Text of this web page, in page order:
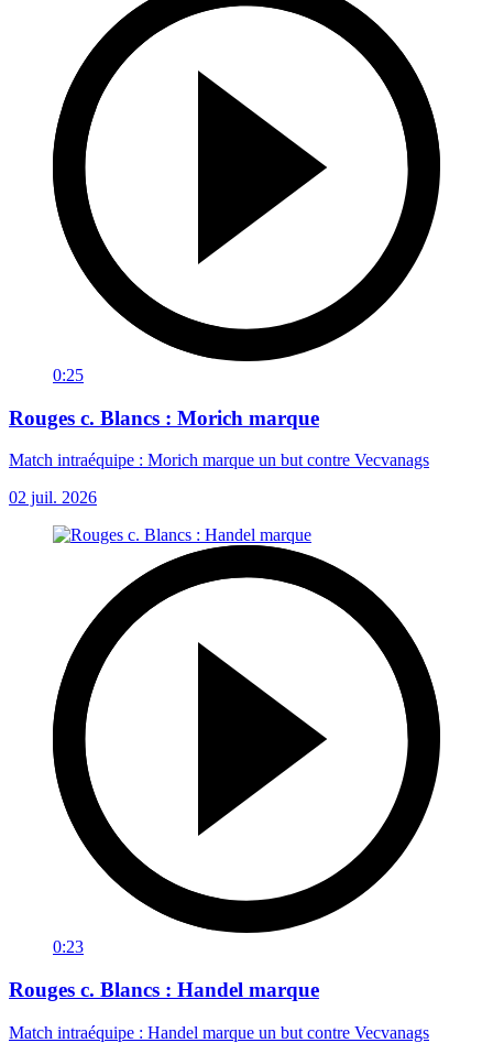
0:25
Rouges c. Blancs : Morich marque
Match intraéquipe : Morich marque un but contre Vecvanags
02 juil. 2026
0:23
Rouges c. Blancs : Handel marque
Match intraéquipe : Handel marque un but contre Vecvanags